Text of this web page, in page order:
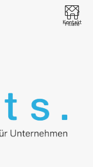
Kontakt
Filiale